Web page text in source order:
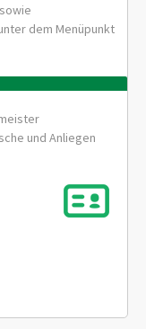
dem Menüpunkt
und Anliegen